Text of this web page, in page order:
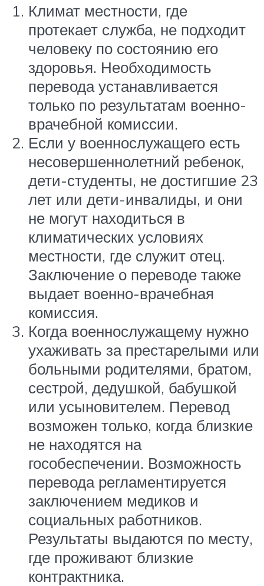
Климат местности, где
протекает служба, не подходит
человеку по состоянию его
здоровья. Необходимость
перевода устанавливается
только по результатам военно-
врачебной комиссии.
Если у военнослужащего есть
несовершеннолетний ребенок,
дети-студенты, не достигшие 23
лет или дети-инвалиды, и они
не могут находиться в
климатических условиях
местности, где служит отец.
Заключение о переводе также
выдает военно-врачебная
комиссия.
Когда военнослужащему нужно
ухаживать за престарелыми или
больными родителями, братом,
сестрой, дедушкой, бабушкой
или усыновителем. Перевод
возможен только, когда близкие
не находятся на
гособеспечении. Возможность
перевода регламентируется
заключением медиков и
социальных работников.
Результаты выдаются по месту,
где проживают близкие
контрактника.